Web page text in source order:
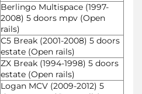
Berlingo Multispace (1997-
2008) 5 doors mpv (Open
rails)
C5 Break (2001-2008) 5 doors
estate (Open rails)
ZX Break (1994-1998) 5 doors
estate (Open rails)
Logan MCV (2009-2012) 5